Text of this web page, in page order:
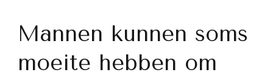
Mannen kunnen soms
moeite hebben om